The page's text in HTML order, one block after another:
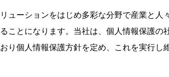
ューションをはじめ多彩な分野で産業と
ことになります。当社は、個人情報保護
り個人情報保護方針を定め、これを実行し